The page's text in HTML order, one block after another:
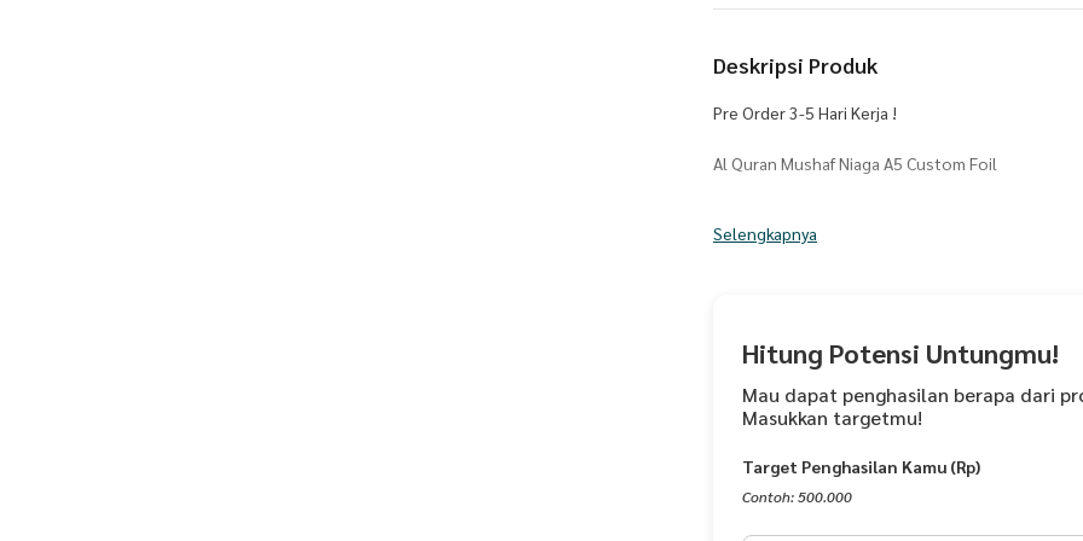
Deskripsi Produk
Pre Order 3-5 Hari Kerja !
Al Quran Mushaf Niaga A5 Custom Foil
Custom Nama ditulis menggunakan Foil diatas
- Bahan Cover :
- Foil Custom Berwarna Gold
-Tajwid warna standar Kemenag RI
-Terjemah resmi standar Kemenag RI
Selengkapnya
Hitung Potensi Untungmu!
Mau dapat penghasilan berapa dari
Masukkan targetmu!
Target Penghasilan Kamu (Rp)
Contoh: 500.000